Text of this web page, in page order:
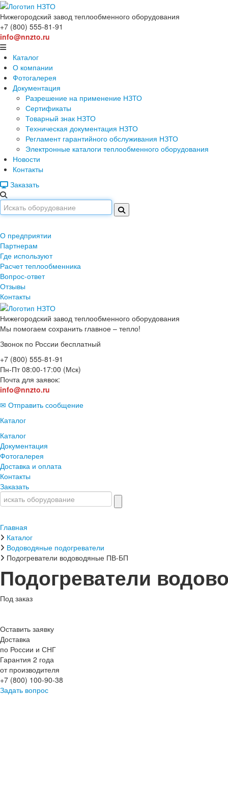
Нижегородский завод теплообменного оборудования
+7 (800) 555-81-91
info@nnzto.ru
Каталог
О компании
Фотогалерея
Документация
Разрешение на применение НЗТО
Сертификаты
Товарный знак НЗТО
Техническая документация НЗТО
Регламент гарантийного обслуживания НЗТО
Электронные каталоги теплообменного оборудования
Новости
Контакты
Заказать
О предприятии
Партнерам
Где используют
Расчет теплообменника
Вопрос-ответ
Отзывы
Контакты
Нижегородский завод теплообменного оборудования
Мы помогаем сохранить главное – тепло!
Звонок по России бесплатный
+7 (800) 555-81-91
Пн-Пт 08:00-17:00 (Мск)
Почта для заявок:
info@nnzto.ru
✉ Отправить сообщение
Каталог
Каталог
Документация
Фотогалерея
Доставка и оплата
Контакты
Заказать
Главная
Каталог
Водоводяные подогреватели
Подогреватели водоводяные ПВ-БП
Подогреватели
Под заказ
Оставить заявку
Доставка
по России и СНГ
Гарантия 2 года
от производителя
+7 (800) 100-90-38
Задать вопрос